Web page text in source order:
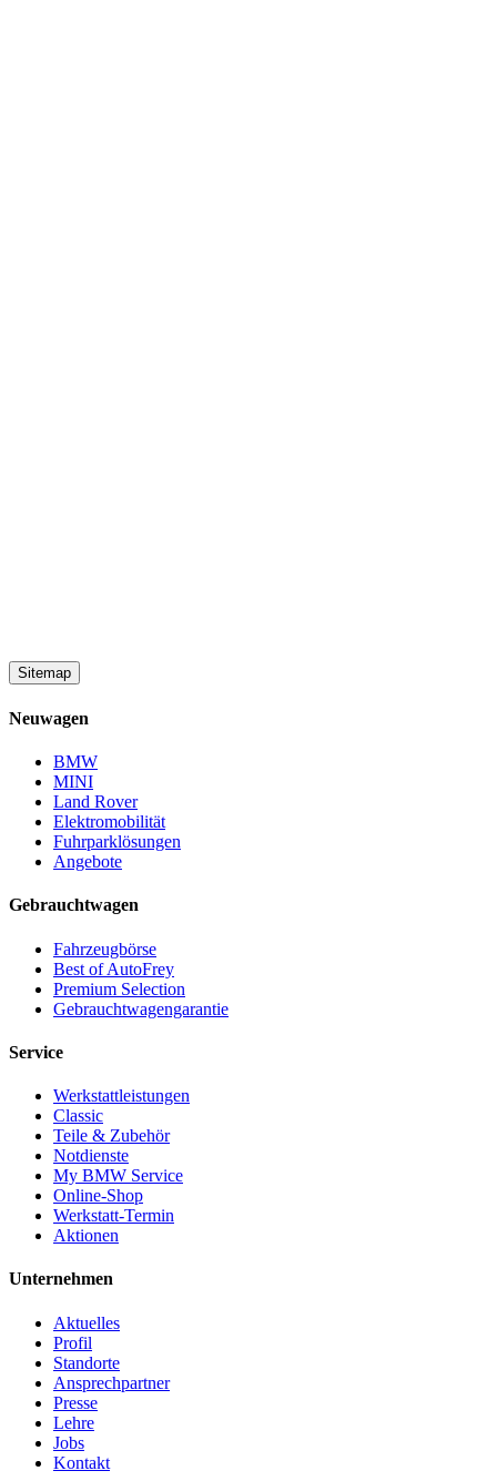
Sitemap
Neuwagen
BMW
MINI
Land Rover
Elektromobilität
Fuhrparklösungen
Angebote
Gebrauchtwagen
Fahrzeugbörse
Best of AutoFrey
Premium Selection
Gebrauchtwagengarantie
Service
Werkstattleistungen
Classic
Teile & Zubehör
Notdienste
My BMW Service
Online-Shop
Werkstatt-Termin
Aktionen
Unternehmen
Aktuelles
Profil
Standorte
Ansprechpartner
Presse
Lehre
Jobs
Kontakt